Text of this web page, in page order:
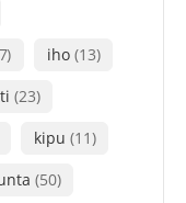
iho (13)
(23)
kipu (11)
(50)